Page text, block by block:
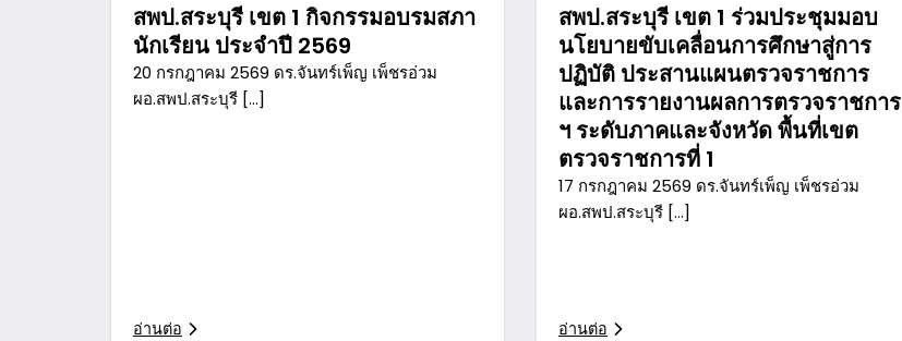
สพป.สระบุรี เขต 1 กิจกรรมอบรมสภา
นักเรียน ประจำปี 2569
20 กรกฎาคม 2569 ดร.จันทร์เพ็ญ เพ็ชรอ่วม
ผอ.สพป.สระบุรี […]
อ่านต่อ
สพป.สระบุรี เขต 1 ร่วมประชุมมอบ
นโยบายขับเคลื่อนการศึกษาสู่การ
ปฏิบัติ ประสานแผนตรวจราชการ
และการรายงานผลการตรวจราชการ
ฯ ระดับภาคและจังหวัด พื้นที่เขต
ตรวจราชการที่ 1
17 กรกฎาคม 2569 ดร.จันทร์เพ็ญ เพ็ชรอ่วม
ผอ.สพป.สระบุรี […]
อ่านต่อ